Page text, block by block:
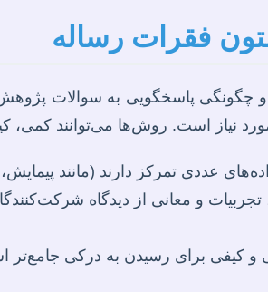
فقرات رساله
پاسخگویی به سوالات پژوهش
نیاز است. روش‌ها می‌توانند کمی،
عددی تمرکز دارند (مانند
تجربیات و معانی از دیدگاه
و کیفی برای رسیدن به درکی جامع‌تر